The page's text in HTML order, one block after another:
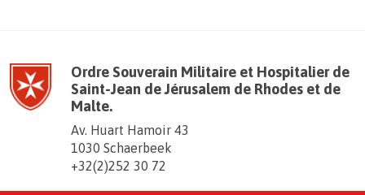
Ordre Souverain Militaire et Hospitalier de
Saint-Jean de Jérusalem de Rhodes et de
Malte.
Av. Huart Hamoir 43
1030 Schaerbeek
+32(2)252 30 72